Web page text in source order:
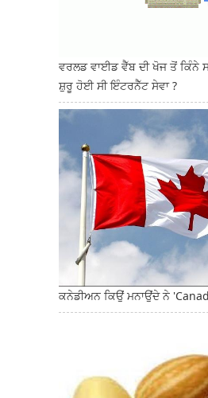
ਵਰਲਡ ਵਾਈਡ ਵੈੱਬ ਦੀ ਖੋਜ ਤੋਂ ਕਿੰਨੇ
ਸ਼ੁਰੂ ਹੋਈ ਸੀ ਇੰਟਰਨੈੱਟ ਸੇਵਾ ?
ਕਨੇਡੀਅਨ ਕਿਉਂ ਮਨਾਉਂਦੇ ਨੇ